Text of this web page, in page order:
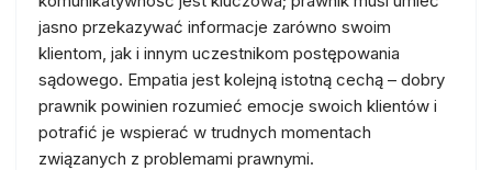
jasno przekazywać informacje zarówno swoim
klientom, jak i innym uczestnikom postępowania
sądowego. Empatia jest kolejną istotną cechą – dobry
prawnik powinien rozumieć emocje swoich klientów i
potrafić je wspierać w trudnych momentach
związanych z problemami prawnymi.